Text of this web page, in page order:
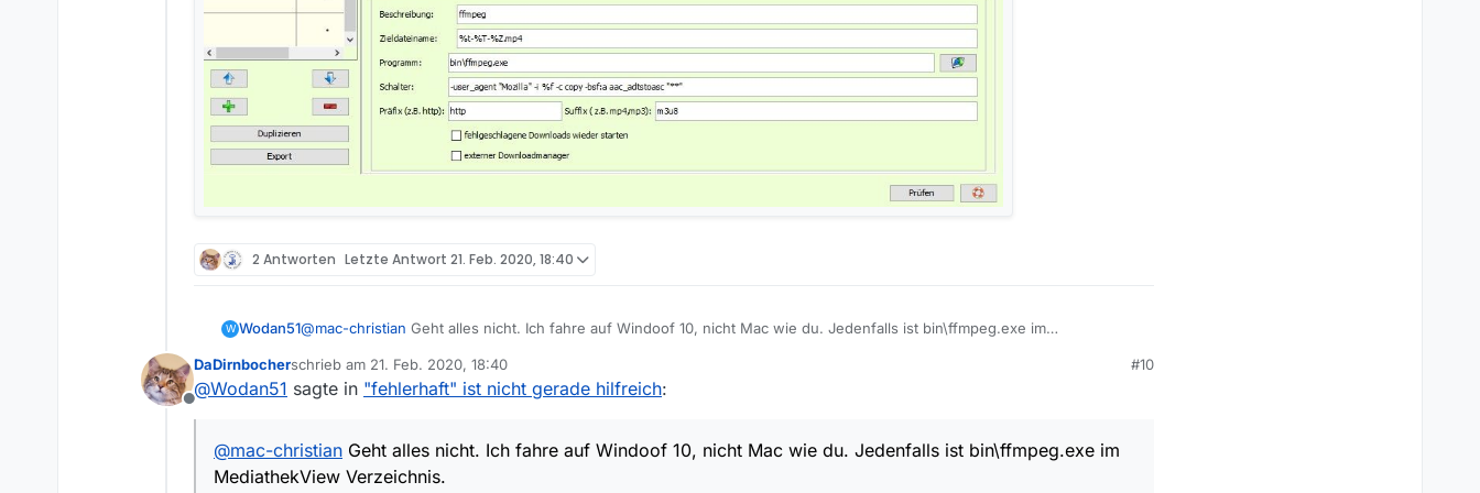
2 Antworten Letzte Antwort 21. Feb. 2020, 18:40
W Wodan51@mac-christian Geht alles nicht. Ich fahre auf Windoof 10, nicht Mac wie du. Jedenfalls ist bin\ffmpeg.exe im
Offline
DaDirnbocherschrieb am 21. Feb. 2020, 18:40
zuletzt editiert von
#10
@Wodan51 sagte in "fehlerhaft" ist nicht gerade hilfreich:
@mac-christian Geht alles nicht. Ich fahre auf Windoof 10, nicht Mac wie du. Jedenfalls ist bin\ffmpeg.exe im
MediathekView Verzeichnis.